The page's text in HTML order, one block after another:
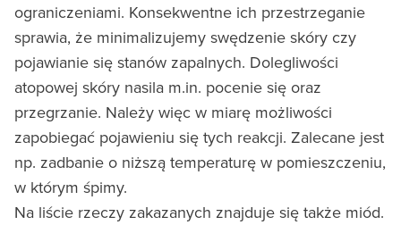
ograniczeniami. Konsekwentne ich przestrzeganie
sprawia, że minimalizujemy swędzenie skóry czy
pojawianie się stanów zapalnych. Dolegliwości
atopowej skóry nasila m.in. pocenie się oraz
przegrzanie. Należy więc w miarę możliwości
zapobiegać pojawieniu się tych reakcji. Zalecane jest
np. zadbanie o niższą temperaturę w pomieszczeniu,
w którym śpimy.
Na liście rzeczy zakazanych znajduje się także miód.